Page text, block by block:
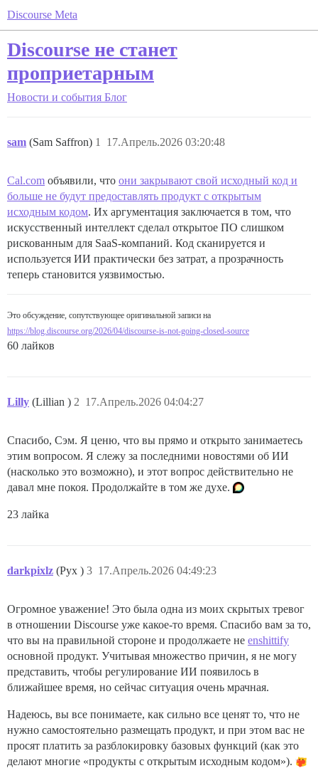
Discourse Meta
Discourse не станет
проприетарным
Новости и события Блог
sam (Sam Saffron) 17.Апрель.2026 03:20:48
1
Cal.com объявили, что они закрывают свой исходный код и
больше не будут предоставлять продукт с открытым
исходным кодом. Их аргументация заключается в том, что
искусственный интеллект сделал открытое ПО слишком
рискованным для SaaS-компаний. Код сканируется и
используется ИИ практически без затрат, а прозрачность
теперь становится уязвимостью.
Это обсуждение, сопутствующее оригинальной записи на
https://blog.discourse.org/2026/04/discourse-is-not-going-closed-source
60 лайков
Lilly (Lillian ) 17.Апрель.2026 04:04:27
2
Спасибо, Сэм. Я ценю, что вы прямо и открыто занимаетесь
этим вопросом. Я слежу за последними новостями об ИИ
(насколько это возможно), и этот вопрос действительно не
давал мне покоя. Продолжайте в том же духе.
23 лайка
darkpixlz (Pyx ) 17.Апрель.2026 04:49:23
3
Огромное уважение! Это была одна из моих скрытых тревог
в отношении Discourse уже какое-то время. Спасибо вам за то,
что вы на правильной стороне и продолжаете не enshittify
основной продукт. Учитывая множество причин, я не могу
представить, чтобы регулирование ИИ появилось в
ближайшее время, но сейчас ситуация очень мрачная.
Надеюсь, вы все понимаете, как сильно все ценят то, что не
нужно самостоятельно размещать продукт, и при этом вас не
просят платить за разблокировку базовых функций (как это
делают многие «продукты с открытым исходным кодом»).